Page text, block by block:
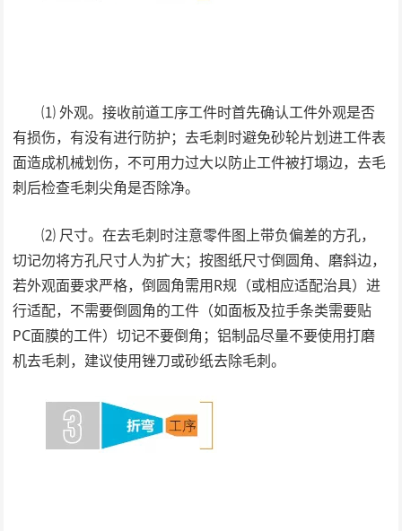
⑴ 外观。接收前道工序工件时首先确认工件外观是否
有损伤，有没有进行防护；去毛刺时避免砂轮片划进工件表
面造成机械划伤，不可用力过大以防止工件被打塌边，去毛
刺后检查毛刺尖角是否除净。
⑵ 尺寸。在去毛刺时注意零件图上带负偏差的方孔，
切记勿将方孔尺寸人为扩大；按图纸尺寸倒圆角、磨斜边，
若外观面要求严格，倒圆角需用R规（或相应适配治具）进
行适配，不需要倒圆角的工件（如面板及拉手条类需要贴
PC面膜的工件）切记不要倒角；铝制品尽量不要使用打磨
机去毛刺，建议使用锉刀或砂纸去除毛刺。